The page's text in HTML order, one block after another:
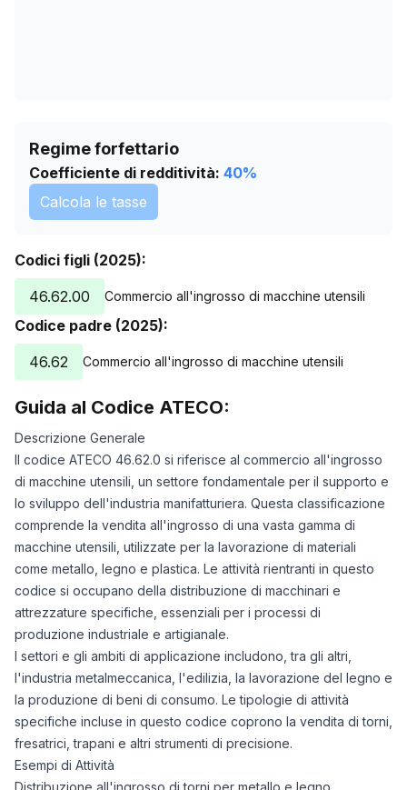
Regime forfettario
Coefficiente di redditività: 40%
Calcola le tasse
Codici figli (2025):
46.62.00
Commercio all'ingrosso di macchine utensili
Codice padre (2025):
46.62
Commercio all'ingrosso di macchine utensili
Guida al Codice ATECO:
Descrizione Generale
Il codice ATECO 46.62.0 si riferisce al commercio all'ingrosso
di macchine utensili, un settore fondamentale per il supporto e
lo sviluppo dell'industria manifatturiera. Questa classificazione
comprende la vendita all'ingrosso di una vasta gamma di
macchine utensili, utilizzate per la lavorazione di materiali
come metallo, legno e plastica. Le attività rientranti in questo
codice si occupano della distribuzione di macchinari e
attrezzature specifiche, essenziali per i processi di
produzione industriale e artigianale.
I settori e gli ambiti di applicazione includono, tra gli altri,
l'industria metalmeccanica, l'edilizia, la lavorazione del legno e
la produzione di beni di consumo. Le tipologie di attività
specifiche incluse in questo codice coprono la vendita di torni,
fresatrici, trapani e altri strumenti di precisione.
Esempi di Attività
Distribuzione all'ingrosso di torni per metallo e legno